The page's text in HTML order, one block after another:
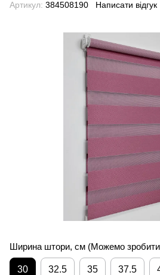
Артикул: 384508190 Написати відгук
Ширина штори, см (Можемо
30 32.5 35 37.5